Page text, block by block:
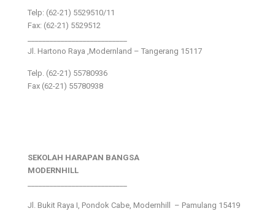
Telp: (62-21) 5529510/11
Fax: (62-21) 5529512
Jl. Hartono Raya ,Modernland – Tangerang 15117
Telp. (62-21) 55780936
Fax (62-21) 55780938
SEKOLAH HARAPAN BANGSA
MODERNHILL
Jl. Bukit Raya I, Pondok Cabe, Modernhill – Pamulang 15419